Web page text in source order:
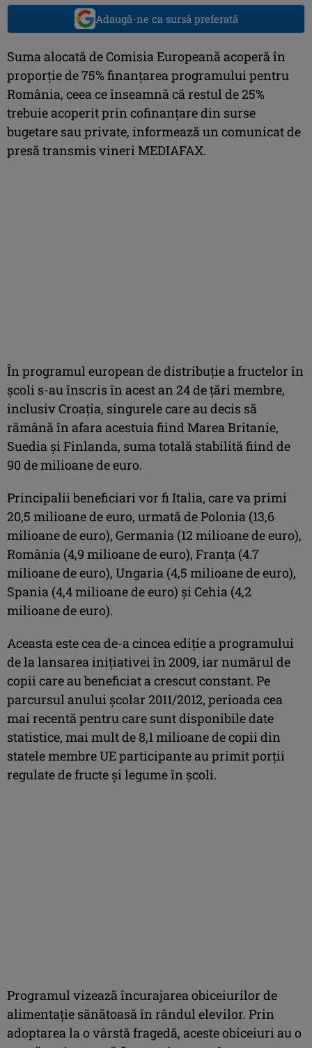
Adaugă-ne ca sursă preferată
Suma alocată de Comisia Europeană acoperă în
proporţie de 75% finanţarea programului pentru
România, ceea ce înseamnă că restul de 25%
trebuie acoperit prin cofinanţare din surse
bugetare sau private, informează un comunicat de
presă transmis vineri MEDIAFAX.
În programul european de distribuţie a fructelor în
şcoli s-au înscris în acest an 24 de ţări membre,
inclusiv Croaţia, singurele care au decis să
rămână în afara acestuia fiind Marea Britanie,
Suedia şi Finlanda, suma totală stabilită fiind de
90 de milioane de euro.
Principalii beneficiari vor fi Italia, care va primi
20,5 milioane de euro, urmată de Polonia (13,6
milioane de euro), Germania (12 milioane de euro),
România (4,9 milioane de euro), Franţa (4.7
milioane de euro), Ungaria (4,5 milioane de euro),
Spania (4,4 milioane de euro) şi Cehia (4,2
milioane de euro).
Aceasta este cea de-a cincea ediţie a programului
de la lansarea iniţiativei în 2009, iar numărul de
copii care au beneficiat a crescut constant. Pe
parcursul anului şcolar 2011/2012, perioada cea
mai recentă pentru care sunt disponibile date
statistice, mai mult de 8,1 milioane de copii din
statele membre UE participante au primit porţii
regulate de fructe şi legume în şcoli.
Programul vizează încurajarea obiceiurilor de
alimentaţie sănătoasă în rândul elevilor. Prin
adoptarea la o vârstă fragedă, aceste obiceiuri au o